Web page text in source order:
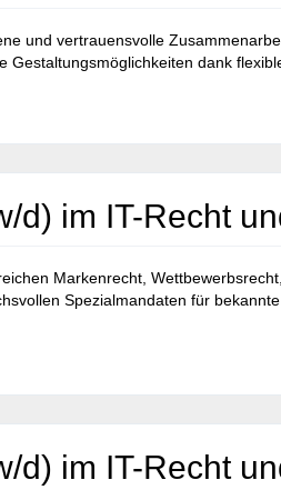
und vertrauensvolle
dank
d) im IT-Recht
Markenrecht,
Spezialmandaten für
d) im IT-Recht